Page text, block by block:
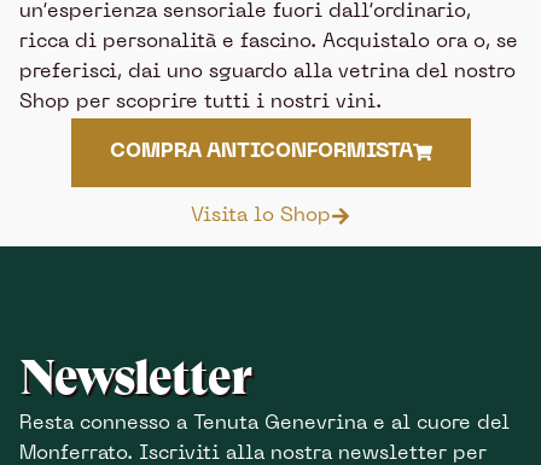
un’esperienza sensoriale fuori dall’ordinario,
ricca di personalità e fascino. Acquistalo ora o, se
preferisci, dai uno sguardo alla vetrina del nostro
Shop per scoprire tutti i nostri vini.
COMPRA ANTICONFORMISTA
Visita lo Shop
Newsletter
Resta connesso a Tenuta Genevrina e al cuore del
Monferrato. Iscriviti alla nostra newsletter per